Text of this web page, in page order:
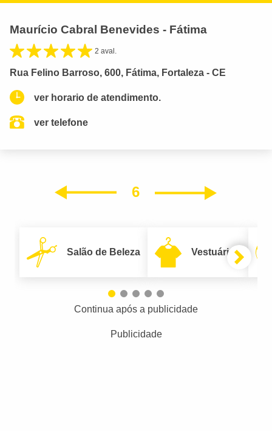
Maurício Cabral Benevides - Fátima
2 aval.
Rua Felino Barroso, 600, Fátima, Fortaleza - CE
ver horario de atendimento.
ver telefone
6
Salão de Beleza Vestuário
Continua após a publicidade
Publicidade